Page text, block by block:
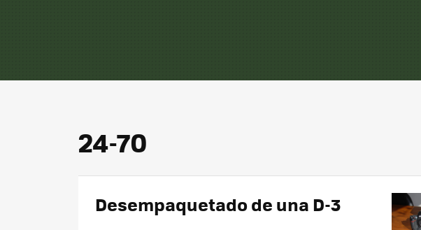
24-70
Desempaquetado de una D-3